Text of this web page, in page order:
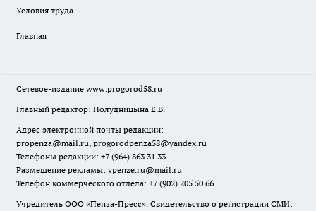
Условия труда
Главная
Сетевое-издание www.progorod58.ru
Главный редактор: Полудницына Е.В.
Адрес электронной почты редакции:
propenza@mail.ru, progorodpenza58@yandex.ru
Телефоны редакции: +7 (964) 863 31 33
Размещение рекламы: vpenze.ru@mail.ru
Телефон коммерческого отдела: +7 (902) 205 50 66
Учредитель ООО «Пенза-Пресс». Свидетельство о регистрации СМИ: